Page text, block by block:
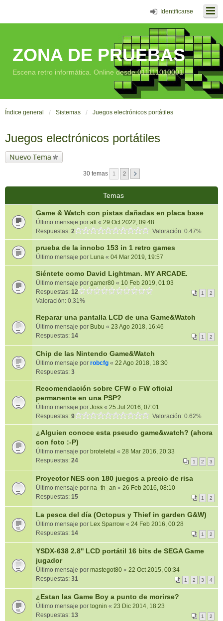
Identificarse
ZONA DE PRUEBAS
Escena retro informática. Online desde 011111010001
Índice general Sistemas Juegos electrónicos portátiles
Juegos electrónicos portátiles
Nuevo Tema
30 temas 1 2
Temas
Game & Watch con pistas dañadas en placa base
Último mensaje por alt« 29 Oct 2022, 09:48
Respuestas: 2 Valoración: 0.47%
prueba de la innobo 153 in 1 retro games
Último mensaje por Luna « 04 Mar 2019, 19:57
Siéntete como David Lightman. MY ARCADE.
Último mensaje por gamer80 « 10 Feb 2019, 01:03
Respuestas: 12 1 2
Valoración: 0.31%
Reparar una pantalla LCD de una Game&Watch
Último mensaje por Bubu « 23 Ago 2018, 16:46
Respuestas: 14 1 2
Chip de las Nintendo Game&Watch
Último mensaje por robcfg « 22 Ago 2018, 18:30
Respuestas: 3
Recomendación sobre CFW o FW oficial
permanente en una PSP?
Último mensaje por Joss « 25 Jul 2016, 07:01
Respuestas: 9 Valoración: 0.62%
¿Alguien conoce esta pseudo game&watch? (ahora
con foto :-P)
Último mensaje por broteletal « 28 Mar 2016, 20:33
Respuestas: 24 1 2 3
Proyector NES con 180 juegos a precio de risa
Último mensaje por na_th_an « 26 Feb 2016, 08:10
Respuestas: 15 1 2
La pesca del día (Octopus y Thief in garden G&W)
Último mensaje por Lex Sparrow « 24 Feb 2016, 00:28
Respuestas: 14 1 2
YSDX-638 2.8'' LCD portátil 16 bits de SEGA Game
jugador
Último mensaje por mastegot80 « 22 Oct 2015, 00:34
Respuestas: 31 1 2 3 4
¿Estan las Game Boy a punto de morirse?
Último mensaje por tognin « 23 Dic 2014, 18:23
Respuestas: 13 1 2